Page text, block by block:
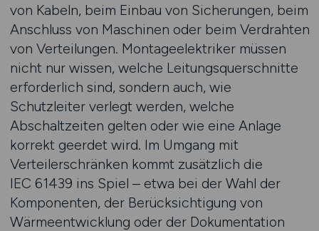
von Kabeln, beim Einbau von Sicherungen, beim
Anschluss von Maschinen oder beim Verdrahten
von Verteilungen. Montageelektriker müssen
nicht nur wissen, welche Leitungsquerschnitte
erforderlich sind, sondern auch, wie
Schutzleiter verlegt werden, welche
Abschaltzeiten gelten oder wie eine Anlage
korrekt geerdet wird. Im Umgang mit
Verteilerschränken kommt zusätzlich die
IEC 61439 ins Spiel – etwa bei der Wahl der
Komponenten, der Berücksichtigung von
Wärmeentwicklung oder der Dokumentation